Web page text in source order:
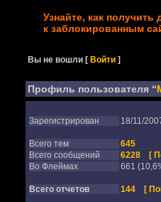
Узнайте, как получить
к заблокированным
Вы не вошли [Войти ]
Профиль пользователя “
Зарегистрирован 18/11/
Всего тем
645
Всего сообщений
6228
[
Во Флеймах
661
Всего отчетов 144 [